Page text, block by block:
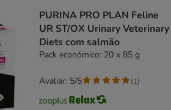
PURINA PRO PLAN Feline
UR ST/OX Urinary Veterinary
Diets com salmão
Pack económico: 20 x 85 g
Avaliar: 5/5 (1)